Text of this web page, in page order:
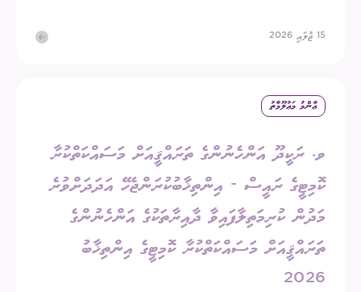
15 ޖުލައި 2026
ޢާންމު މަޢުލޫމާތު
ވ. ރަކީދޫ އަންހެނުންގެ ތަރައްޤީއަށް މަސައްކަތްކުރާ
ކޮމިޓީގެ ރައީސް - އިންތިޚާބުކުރަންޖެހޭ އަދަދަށްވުރެ
މަދުން ކުރިމަތިލާފައިވާ ދާއިރާތަކުގެ އަންހެނުންގެ
ތަރައްޤީއަށް މަސައްކަތްކުރާ ކޮމިޓީގެ އިންތިޚާބު
2026